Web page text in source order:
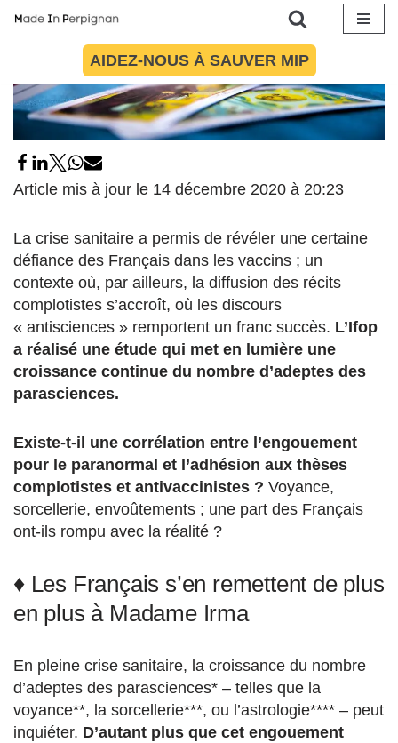
contenu
AIDEZ-NOUS À SAUVER MIP
Article mis à jour le 14 décembre 2020 à 20:23
La crise sanitaire a permis de révéler une certaine
défiance des Français dans les vaccins ; un
contexte où, par ailleurs, la diffusion des récits
complotistes s’accroît, où les discours
« antisciences » remportent un franc succès. L’Ifop
a réalisé une étude qui met en lumière une
croissance continue du nombre d’adeptes des
parasciences.
Existe-t-il une corrélation entre l’engouement
pour le paranormal et l’adhésion aux thèses
complotistes et antivaccinistes ? Voyance,
sorcellerie, envoûtements ; une part des Français
ont-ils rompu avec la réalité ?
♦ Les Français s’en remettent de plus
en plus à Madame Irma
En pleine crise sanitaire, la croissance du nombre
d’adeptes des parasciences* – telles que la
voyance**, la sorcellerie***, ou l’astrologie**** – peut
inquiéter. D’autant plus que cet engouement